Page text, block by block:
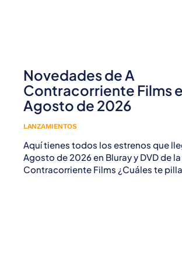
Novedades de A
Contracorriente Films
Agosto de 2026
LANZAMIENTOS
Aquí tienes todos los estrenos que
Agosto de 2026 en Bluray y DVD de
Contracorriente Films ¿Cuáles te